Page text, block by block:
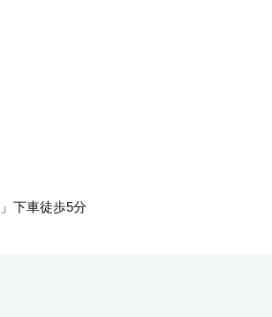
下車徒歩5分